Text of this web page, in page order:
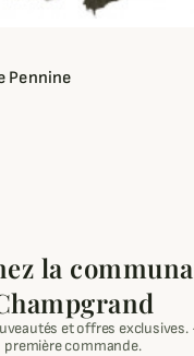
Pennine
la
et offres
première commande.